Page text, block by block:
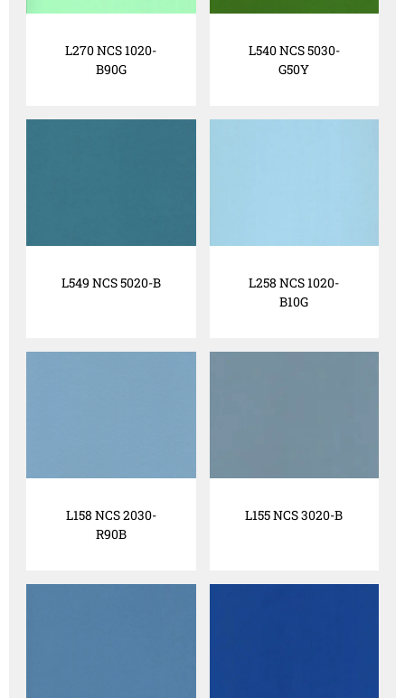
L270 NCS 1020-
B90G
L540 NCS 5030-
G50Y
L549 NCS 5020-B
L258 NCS 1020-
B10G
L158 NCS 2030-
R90B
L155 NCS 3020-B